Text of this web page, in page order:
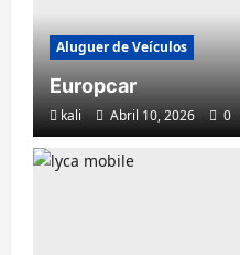
kali Abril 10, 2026
Aluguer de Veículos
Europcar
kali Abril 10, 2026 0